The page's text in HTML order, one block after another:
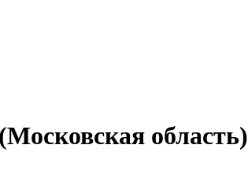
область)